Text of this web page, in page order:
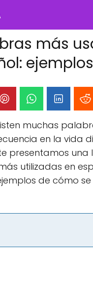
más
muchas
en la vida
presentamos una
utilizadas en
de cómo se